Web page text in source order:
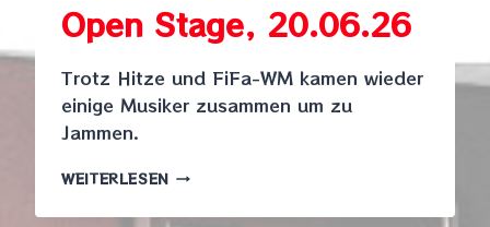
Open Stage, 20.06.26
Trotz Hitze und FiFa-WM kamen wieder
einige Musiker zusammen um zu
Jammen.
WEITERLESEN OPEN
20.06.26